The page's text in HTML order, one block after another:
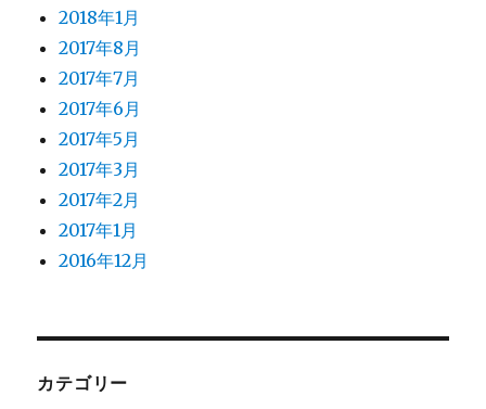
2018年1月
2017年8月
2017年7月
2017年6月
2017年5月
2017年3月
2017年2月
2017年1月
2016年12月
カテゴリー